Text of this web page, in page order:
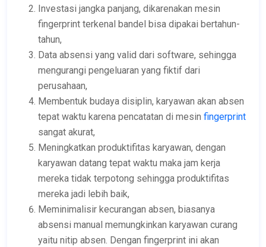
Investasi jangka panjang, dikarenakan mesin
fingerprint terkenal bandel bisa dipakai bertahun-
tahun,
Data absensi yang valid dari software, sehingga
mengurangi pengeluaran yang fiktif dari
perusahaan,
Membentuk budaya disiplin, karyawan akan absen
tepat waktu karena pencatatan di mesin fingerprint
sangat akurat,
Meningkatkan produktifitas karyawan, dengan
karyawan datang tepat waktu maka jam kerja
mereka tidak terpotong sehingga produktifitas
mereka jadi lebih baik,
Meminimalisir kecurangan absen, biasanya
absensi manual memungkinkan karyawan curang
yaitu nitip absen. Dengan fingerprint ini akan